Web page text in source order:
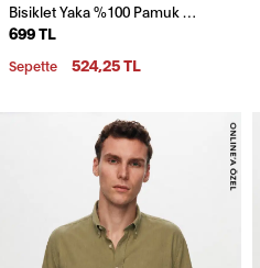
Bisiklet Yaka %100 Pamuk T-
Shirt
699 TL
Sepette 524,25 TL